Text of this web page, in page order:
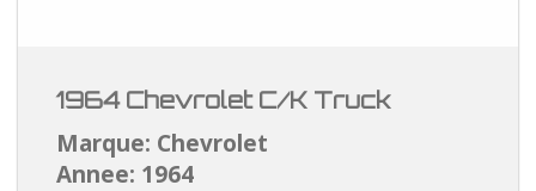
1964 Chevrolet C/K Truck
Marque: Chevrolet
Annee: 1964